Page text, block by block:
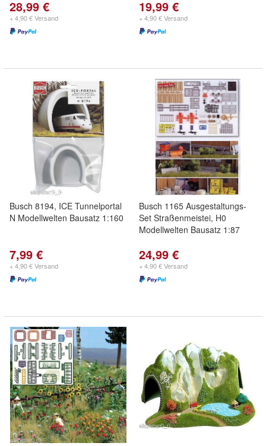
28,99 €
+ 4,90 € Versand
19,99 €
+ 4,90 € Versand
Busch 8194, ICE Tunnelportal
N Modellwelten Bausatz 1:160
7,99 €
+ 4,90 € Versand
Busch 1165 Ausgestaltungs-
Set Straßenmeistei, H0
Modellwelten Bausatz 1:87
24,99 €
+ 4,90 € Versand